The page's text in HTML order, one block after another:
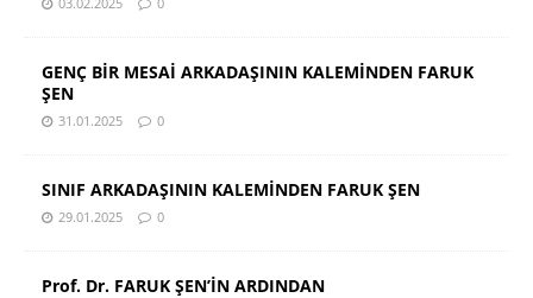
GENÇ BİR MESAİ ARKADAŞININ KALEMİNDEN FARUK
ŞEN
31.01.2025 0
SINIF ARKADAŞININ KALEMİNDEN FARUK ŞEN
29.01.2025 0
Prof. Dr. FARUK ŞEN’İN ARDINDAN